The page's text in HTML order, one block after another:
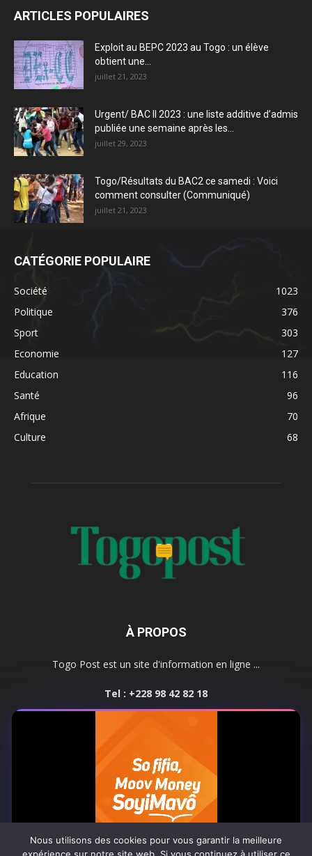
ARTICLES POPULAIRES
Exploit au BEPC 2023 au Togo : un élève
obtient une...
juillet 21, 2023
Urgent/ BAC II 2023 : une liste additive d’admis
publiée une semaine après les...
juillet 29, 2023
Togo/Résultats du BAC2 ce samedi : Voici
comment consulter (Communiqué)
juillet 21, 2023
CATÉGORIE POPULAIRE
Société
1023
Politique
376
Sport
303
Economie
127
Education
116
Santé
96
Afrique
70
Culture
68
À PROPOS
Togo Post est un site d'information en ligne ...
Tel : +228 98 42 82 18
SUIVEZ NOUS
Nous utilisons des cookies pour vous garantir la meilleure